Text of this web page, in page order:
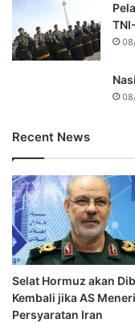
Recent News
Selat Hormuz akan
Kembali jika AS
Persyaratan Iran